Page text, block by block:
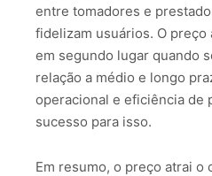
entre tomadores e
fidelizam usuários. O preço
em segundo lugar quando
relação a médio e longo
operacional e eficiência de
sucesso para isso.
Em resumo, o preço atrai o